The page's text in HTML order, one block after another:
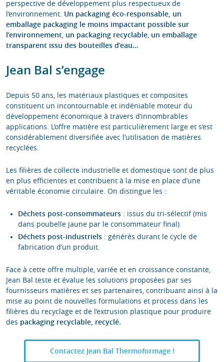
perspective de développement plus respectueux de
l’environnement. Un packaging éco-responsable, un
emballage packaging le moins impactant possible sur
l’environnement, un packaging recyclable, un emballage
transparent issu des bouteilles d’eau…
Jean Bal s’engage
Depuis 50 ans, les matériaux plastiques et composites
constituent un incontournable et indéniable moteur du
développement économique à travers d’innombrables
applications. L’offre matière est particulièrement large et s’est
considérablement diversifiée avec l’utilisation de matières
recyclées.
Les filières de collecte industrielle et domestique sont de plus
en plus efficientes et contribuent à la mise en place d’une
véritable économie circulaire. On distingue les :
Déchets post-consommateurs : issus du tri-sélectif (mis
dans poubelle jaune par le consommateur final)
Déchets post-industriels : générés durant le cycle de
fabrication d’un produit.
Face à cette offre multiple, variée et en croissance constante,
Jean Bal teste et évalue les solutions proposées par ses
fournisseurs matières et ses partenaires, contribuant ainsi à la
mise au point de nouvelles formulations et process dans les
filières du recyclage et de l’extrusion plastique pour produire
des packaging recyclable, recyclé.
Contactez Jean Bal Thermoformage !